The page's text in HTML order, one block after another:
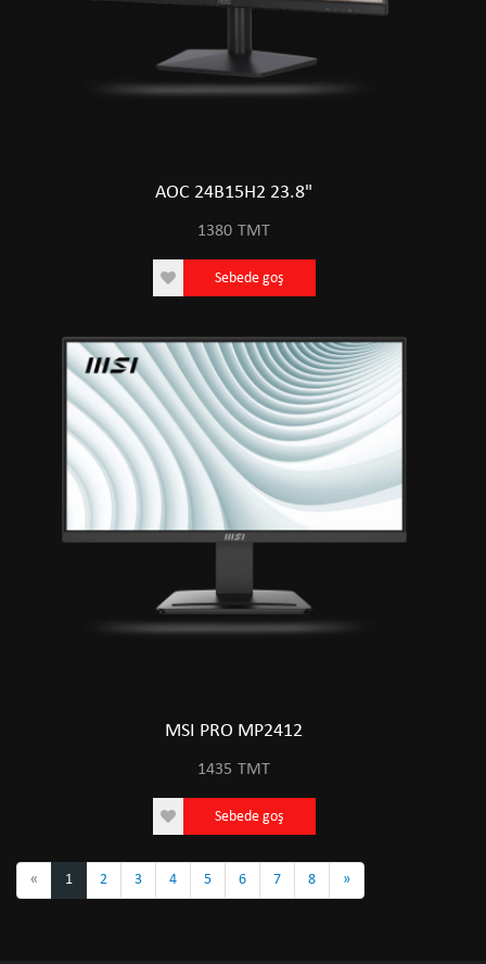
AOC 24B15H2 23.8"
1380 TMT
Sebede goş
MSI PRO MP2412
1435 TMT
Sebede goş
« 1 2 3 4 5 6 7 8 »